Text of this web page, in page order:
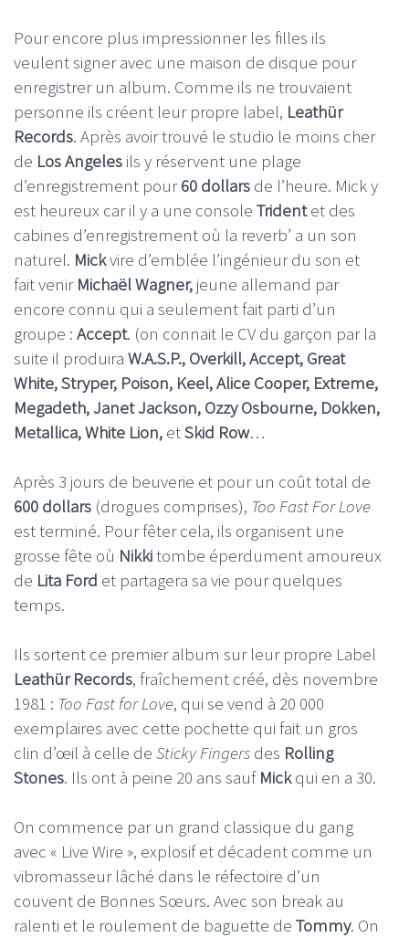
Pour encore plus impressionner les filles ils
veulent signer avec une maison de disque pour
enregistrer un album. Comme ils ne trouvaient
personne ils créent leur propre label, Leathür
Records. Après avoir trouvé le studio le moins cher
de Los Angeles ils y réservent une plage
d’enregistrement pour60 dollars de l’heure. Mick y
est heureux car il y a une console Tridentet des
cabines d’enregistrement où la reverb’ a un son
naturel. Mickvire d’emblée l’ingénieur du son et
fait venir Michaël Wagner, jeune allemand par
encore connu qui a seulement fait parti d’un
groupe : Accept. (on connait le CV du garçon par la
suite il produira W.A.S.P., Overkill, Accept, Great
White, Stryper, Poison, Keel, Alice Cooper, Extreme,
Megadeth, Janet Jackson, Ozzy Osbourne, Dokken,
Metallica, White Lion, etSkid Row…
Après 3 jours de beuverie et pour un coût total de
600 dollars (drogues comprises), Too Fast For Love
est terminé. Pour fêter cela, ils organisent une
grosse fête où Nikkitombe éperdument amoureux
de Lita Ford et partagera sa vie pour quelques
temps.
Ils sortent ce premier album sur leur propre Label
Leathür Records, fraîchement créé, dès novembre
1981 : Too Fast for Love, qui se vend à 20 000
exemplaires avec cette pochette qui fait un gros
clin d’œil à celle de Sticky Fingers des Rolling
Stones. Ils ont à peine 20 ans sauf Mickqui en a 30.
On commence par un grand classique du gang
avec « Live Wire », explosif et décadent comme un
vibromasseur lâché dans le réfectoire d’un
couvent de Bonnes Sœurs. Avec son break au
ralenti et le roulement de baguette de Tommy. On